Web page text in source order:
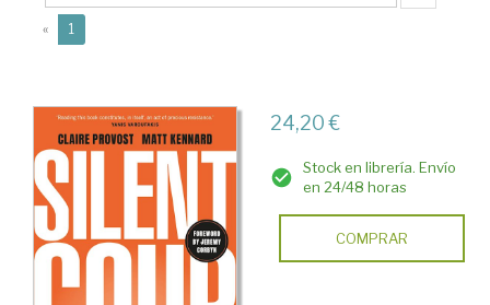
« 1
24,20 €
Stock en librería. Envío
en 24/48 horas
COMPRAR